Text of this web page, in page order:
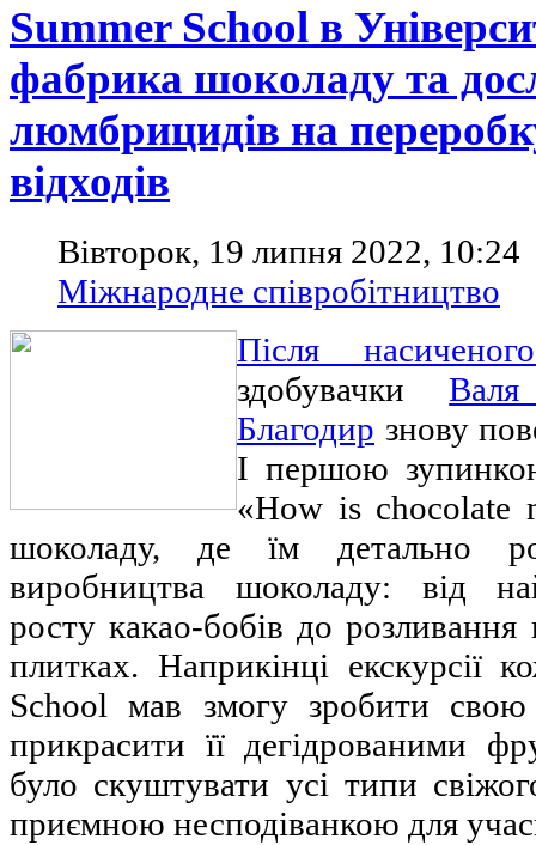
Summer School в
фабрика шоколаду та
люмбрицидів на
відходів
Вівторок, 19 липня 2022, 10:24
Міжнародне співробітництво
Після
здобувачки
Благодир знову
І першою
«How is chocolate
шоколаду, де їм детально
виробництва шоколаду: від
росту какао-бобів до
плитках. Наприкінці екскурсії
School мав змогу зробити
прикрасити її дегідрованими
було скуштувати усі типи
приємною несподіванкою для